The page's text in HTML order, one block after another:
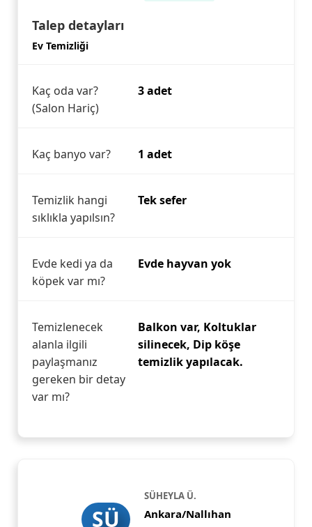
Talep detayları
Ev Temizliği
Kaç oda var?
(Salon Hariç)
3 adet
Kaç banyo var? 1 adet
Temizlik hangi
sıklıkla yapılsın?
Tek sefer
Evde kedi ya da
köpek var mı?
Evde hayvan yok
Temizlenecek
alanla ilgili
paylaşmanız
gereken bir detay
var mı?
Balkon var, Koltuklar
silinecek, Dip köşe
temizlik yapılacak.
SÜ
SÜHEYLA Ü.
Ankara/Nallıhan